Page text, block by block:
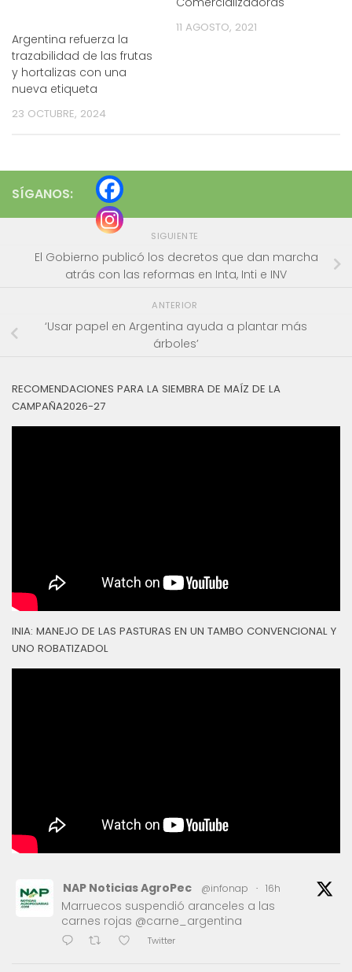
Argentina refuerza la
trazabilidad de las frutas
y hortalizas con una
nueva etiqueta
23 OCTUBRE, 2024
11 AGOSTO, 2021
SÍGANOS:
SIGUIENTE
El Gobierno publicó los decretos que dan marcha
atrás con las reformas en Inta, Inti e INV
ANTERIOR
‘Usar papel en Argentina ayuda a plantar más
árboles’
RECOMENDACIONES PARA LA SIEMBRA DE MAÍZ DE LA
CAMPAÑA2026-27
INIA: MANEJO DE LAS PASTURAS EN UN TAMBO CONVENCIONAL Y
UNO ROBATIZADOL
NAP Noticias AgroPec @infonap · 16h
Marruecos suspendió aranceles a las
carnes rojas @carne_argentina
Twitter